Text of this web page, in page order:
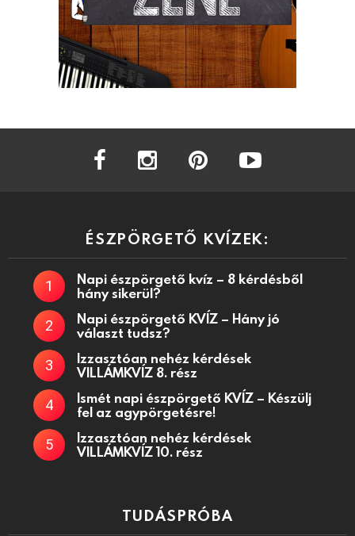
facebook instagram
ÉSZPÖRGETŐ KVÍZEK:
Napi észpörgető kvíz – 8 kérdésből
hány sikerül?
Napi észpörgető KVÍZ – Hány jó
választ tudsz?
Izzasztóan nehéz kérdések
VILLÁMKVÍZ 8. rész
Ismét napi észpörgető KVÍZ – Készülj
fel az agypörgetésre!
Izzasztóan nehéz kérdések
VILLÁMKVÍZ 10. rész
TUDÁSPRÓBA